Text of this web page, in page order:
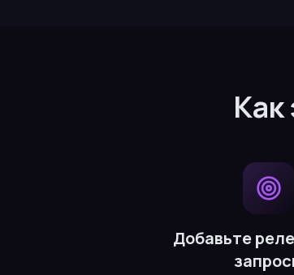
Как
Добавьте